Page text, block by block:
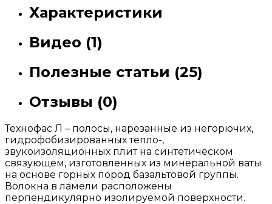
Характеристики
Видео (1)
Полезные статьи (25)
Отзывы (0)
Технофас Л – полосы, нарезанные из негорючих,
гидрофобизированных тепло-,
звукоизоляционных плит на синтетическом
связующем, изготовленных из минеральной ваты
на основе горных пород базальтовой группы.
Волокна в ламели расположены
перпендикулярно изолируемой поверхности.